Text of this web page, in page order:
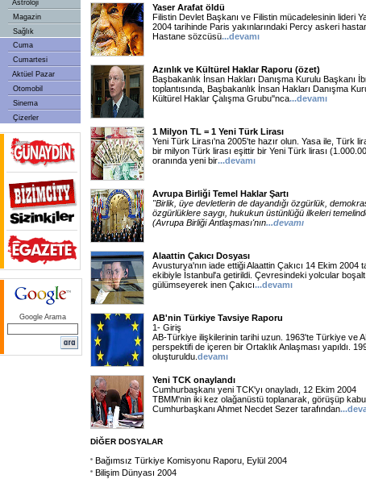
Astroloji
Magazin
Sağlık
Cuma
Cumartesi
Aktüel Pazar
Otomobil
Sinema
Çizerler
Google Arama
Yaser Arafat öldü
Filistin Devlet Başkanı ve Filistin mücadelesinin lideri
2004 tarihinde Paris yakınlarındaki Percy askeri
Hastane sözcüsü...devamı
Azınlık ve Kültürel Haklar Raporu (özet)
Başbakanlık İnsan Hakları Danışma Kurulu Başkanı
toplantısında, Başbakanlık İnsan Hakları Danışma
Kültürel Haklar Çalışma Grubu''nca...devamı
1 Milyon TL = 1 Yeni Türk Lirası
Yeni Türk Lirası'na 2005'te hazır olun. Yasa ile, Türk
bir milyon Türk lirası eşittir bir Yeni Türk lirası
oranında yeni bir...devamı
Avrupa Birliği Temel Haklar Şartı
"Birlik, üye devletlerin de dayandığı özgürlük,
özgürlüklere saygı, hukukun üstünlüğü ilkeleri
(Avrupa Birliği Antlaşması'nın...devamı
Alaattin Çakıcı Dosyası
Avusturya'nın iade ettiği Alaattin Çakıcı 14 Ekim 2004
ekibiyle İstanbul'a getirildi. Çevresindeki yolcular
gülümseyerek inen Çakıcı...devamı
AB'nin Türkiye Tavsiye Raporu
1- Giriş
AB-Türkiye ilişkilerinin tarihi uzun. 1963'te Türkiye ve
perspektifi de içeren bir Ortaklık Anlaşması yapıldı.
oluşturuldu. devamı
Yeni TCK onaylandı
Cumhurbaşkanı yeni TCK'yı onayladı, 12 Ekim 2004
TBMM'nin iki kez olağanüstü toplanarak, görüşüp
Cumhurbaşkanı Ahmet Necdet Sezer tarafından
DİĞER DOSYALAR
Bağımsız Türkiye Komisyonu Raporu, Eylül 2004
Bilişim Dünyası 2004